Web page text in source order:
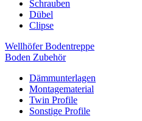
Schrauben
Dübel
Clipse
Wellhöfer Bodentreppe
Boden Zubehör
Dämmunterlagen
Montagematerial
Twin Profile
Sonstige Profile